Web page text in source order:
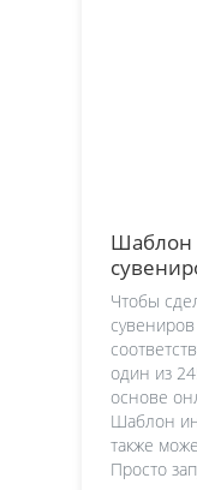
Шаблон
Чтобы
один из
основе
Шаблон
также
Просто